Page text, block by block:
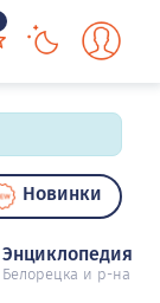
Новинки
Энциклопедия
Белорецка и р-на